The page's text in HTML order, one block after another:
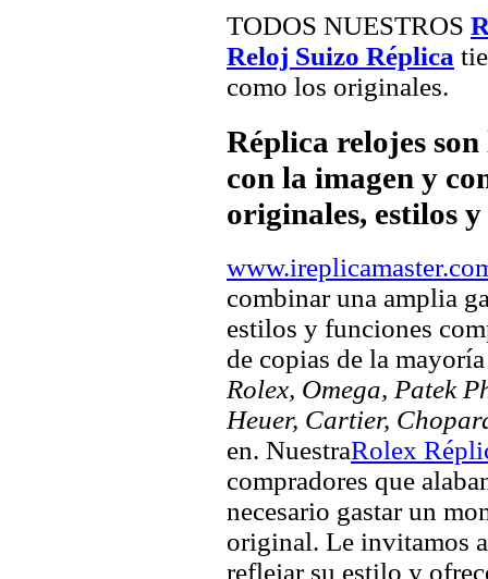
TODOS NUESTROS
Reloj Suizo Réplica
como los originales.
Réplica relojes
con la imagen y
originales, estilos
combinar una amplia
estilos y funciones
de copias de la
Rolex, Omega, Patek
Heuer, Cartier,
en. NuestraRolex
compradores que
necesario gastar un
original. Le invitamos
reflejar su estilo y